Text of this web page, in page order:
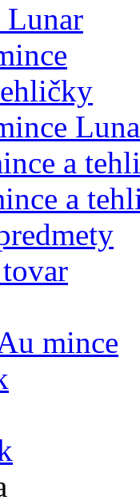
Lunar
a
a
mince